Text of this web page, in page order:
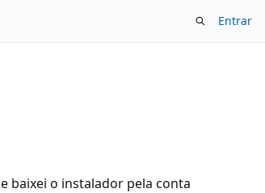
Entrar
baixei o instalador pela conta